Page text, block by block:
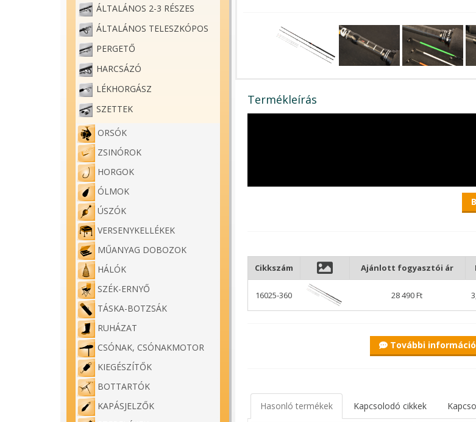
ÁLTALÁNOS 2-3 RÉSZES
ÁLTALÁNOS TELESZKÓPOS
PERGETŐ
HARCSÁZÓ
LÉKHORGÁSZ
SZETTEK
ORSÓK
ZSINÓROK
HORGOK
ÓLMOK
ÚSZÓK
VERSENYKELLÉKEK
MŰANYAG DOBOZOK
HÁLÓK
SZÉK-ERNYŐ
TÁSKA-BOTZSÁK
RUHÁZAT
CSÓNAK, CSÓNAKMOTOR
KIEGÉSZÍTŐK
BOTTARTÓK
KAPÁSJELZŐK
Termékleírás
Carp Expert Zoom Feeder bot
Cikkszám Ajánlott fogyasztói ár
16025-360 28 490 Ft
További
Hasonló termékek Kapcsolodó cikkek